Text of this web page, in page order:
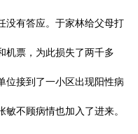
没有答应。于家林给父母打
机票，为此损失了两千多
位接到了一小区出现阳性病
不顾病情也加入了进来。